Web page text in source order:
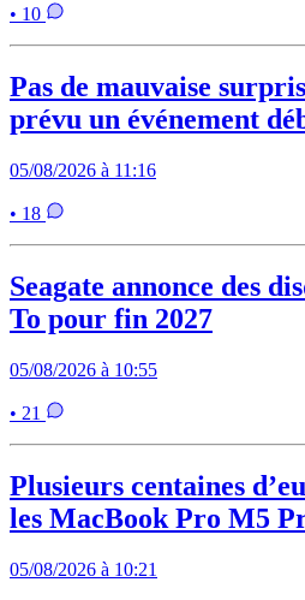
• 10
Pas de mauvaise
prévu un événement
05/08/2026 à 11:16
• 18
Seagate annonce des
To pour fin 2027
05/08/2026 à 10:55
• 21
Plusieurs centaines
les MacBook Pro M5
05/08/2026 à 10:21